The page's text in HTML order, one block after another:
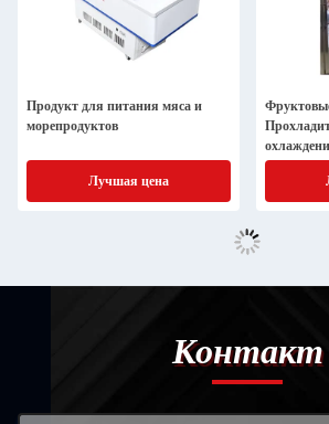
Продукт для питания мяса и
морепродуктов
Лучшая цена
Контакт